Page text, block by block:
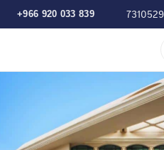
+966 920 033 839